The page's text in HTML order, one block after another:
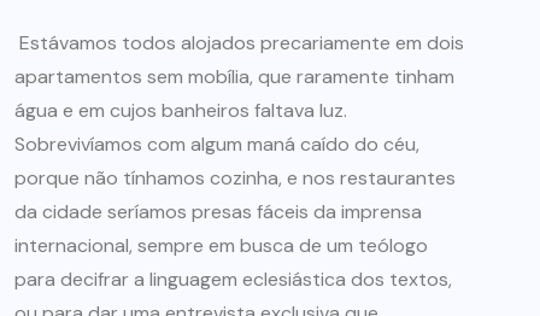
Estávamos todos alojados precariamente em dois
apartamentos sem mobília, que raramente tinham
água e em cujos banheiros faltava luz.
Sobrevivíamos com algum maná caído do céu,
porque não tínhamos cozinha, e nos restaurantes
da cidade seríamos presas fáceis da imprensa
internacional, sempre em busca de um teólogo
para decifrar a linguagem eclesiástica dos textos,